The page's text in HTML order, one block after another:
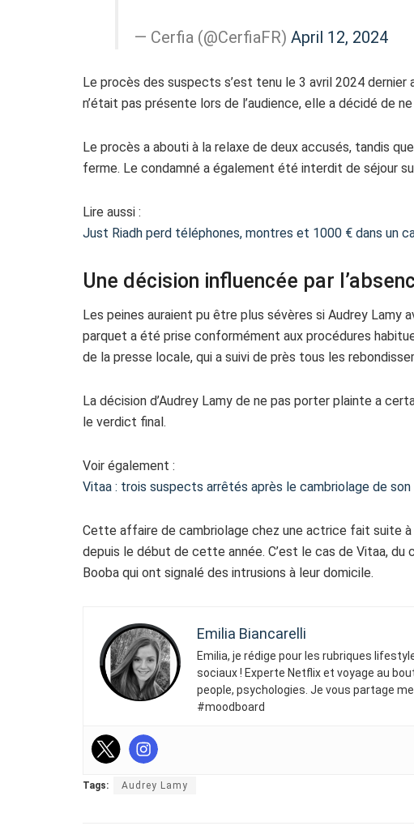
— Cerfia (@CerfiaFR) April 12, 2024
Le procès des suspects s’est tenu le 3 avril 2024 dernier
n’était pas présente lors de l’audience, elle a décidé de
Le procès a abouti à la relaxe de deux accusés, tandis
ferme. Le condamné a également été interdit de séjour
Lire aussi :
Just Riadh perd téléphones, montres et 1000 € dans un
Une décision influencée par
Les peines auraient pu être plus sévères si Audrey Lamy
parquet a été prise conformément aux procédures
de la presse locale, qui a suivi de près tous les
La décision d’Audrey Lamy de ne pas porter plainte a
le verdict final.
Voir également :
Vitaa : trois suspects arrêtés après le cambriolage de
Cette affaire de cambriolage chez une actrice fait suite
depuis le début de cette année. C’est le cas de Vitaa, du
Booba qui ont signalé des intrusions à leur domicile.
Emilia Biancarelli
Emilia, je rédige pour les rubriques
sociaux ! Experte Netflix et voyage au
people, psychologies. Je vous partage
#moodboard
Tags: Audrey Lamy